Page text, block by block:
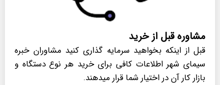
مشاوره قبل از خرید
قبل از اینکه بخواهید سرمایه گذاری کنید مشاوران خبره
سیمای شهر اطلاعات کافی برای خرید هر نوع دستگاه و
بازار کار آن در اختیار شما قرار میدهند.